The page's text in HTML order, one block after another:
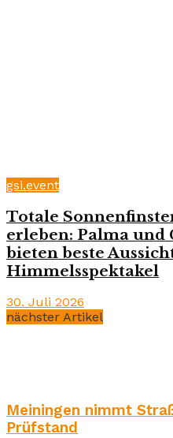
gsi.event
Totale
erleben: Palma und
bieten beste
Himmelsspektakel
30. Juli 2026
nächster Artikel
Meiningen nimmt
Prüfstand